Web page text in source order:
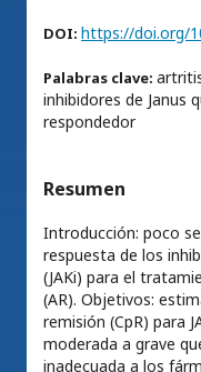
DOI: https://doi.org/
Palabras clave:
inhibidores de Janus
respondedor
Resumen
Introducción: poco
respuesta de los
(JAKi) para el
(AR). Objetivos:
remisión (CpR) para
moderada a grave
inadecuada a los